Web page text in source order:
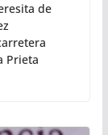
de
Prieta